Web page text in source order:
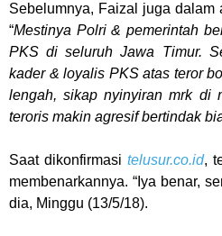
Sebelumnya, Faizal juga dalam
“Mestinya Polri & pemerintah
PKS di seluruh Jawa Timur.
kader & loyalis PKS atas teror
lengah, sikap nyinyiran mrk di
teroris makin agresif bertindak
Saat dikonfirmasi telusur.co.id,
membenarkannya. “Iya benar,
dia, Minggu (13/5/18).